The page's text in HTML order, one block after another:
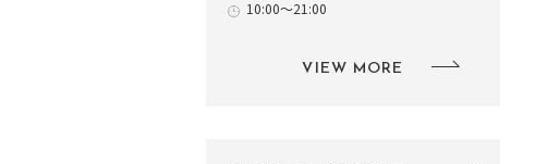
10:00～21:00
VIEW MORE